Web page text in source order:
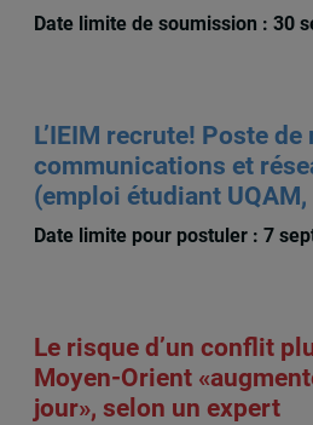
Date limite de soumission : 30
L’IEIM recrute! Poste
communications et
(emploi étudiant
Date limite pour postuler : 7
Le risque d’un conflit
Moyen-Orient
jour», selon un expert